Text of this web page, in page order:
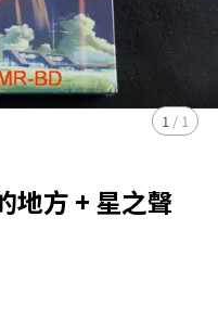
1 / 1
地方 + 星之聲